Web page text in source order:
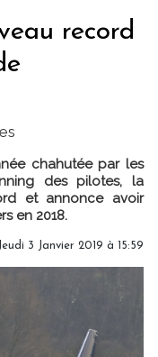
record
chahutée par les
des pilotes, la
et annonce avoir
en 2018.
3 Janvier 2019 à 15:59